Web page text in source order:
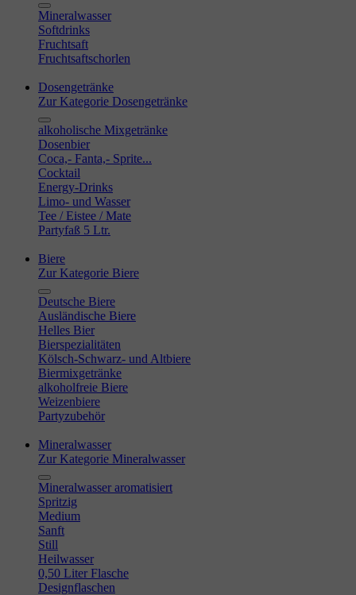
Mineralwasser
Softdrinks
Fruchtsaft
Fruchtsaftschorlen
Dosengetränke
Zur Kategorie Dosengetränke
alkoholische Mixgetränke
Dosenbier
Coca,- Fanta,- Sprite...
Cocktail
Energy-Drinks
Limo- und Wasser
Tee / Eistee / Mate
Partyfaß 5 Ltr.
Biere
Zur Kategorie Biere
Deutsche Biere
Ausländische Biere
Helles Bier
Bierspezialitäten
Kölsch-Schwarz- und Altbiere
Biermixgetränke
alkoholfreie Biere
Weizenbiere
Partyzubehör
Mineralwasser
Zur Kategorie Mineralwasser
Mineralwasser aromatisiert
Spritzig
Medium
Sanft
Still
Heilwasser
0,50 Liter Flasche
Designflaschen